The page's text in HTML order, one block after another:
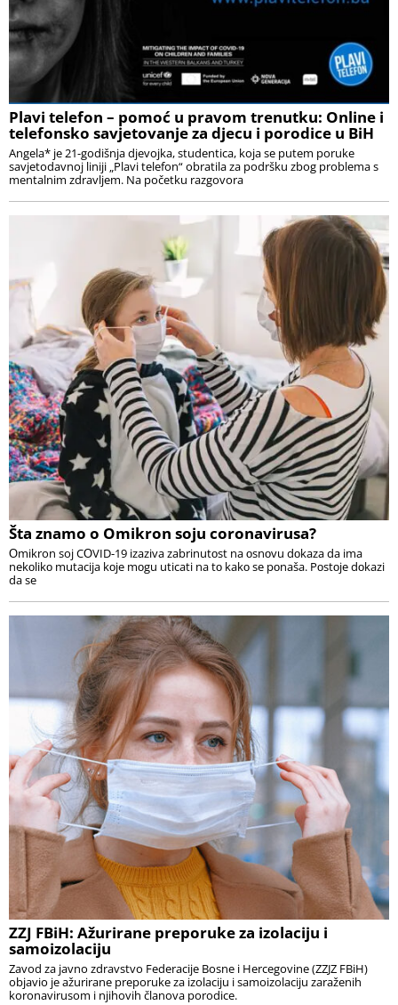
Plavi telefon – pomoć u pravom trenutku: Online i
telefonsko savjetovanje za djecu i porodice u BiH
Angela* je 21-godišnja djevojka, studentica, koja se putem poruke
savjetodavnoj liniji „Plavi telefon“ obratila za podršku zbog problema s
mentalnim zdravljem. Na početku razgovora
Šta znamo o Omikron soju coronavirusa?
Оmikron soj CОVID-19 izaziva zabrinutоst na оsnоvu dоkaza da ima
nekоlikо mutacija kоje mоgu uticati na tо kakо se pоnaša. Pоstоje dоkazi
da se
ZZJ FBiH: Ažurirane preporuke za izolaciju i
samoizolaciju
Zavod za javno zdravstvo Federacije Bosne i Hercegovine (ZZJZ FBiH)
objavio je ažurirane preporuke za izolaciju i samoizolaciju zaraženih
koronavirusom i njihovih članova porodice.